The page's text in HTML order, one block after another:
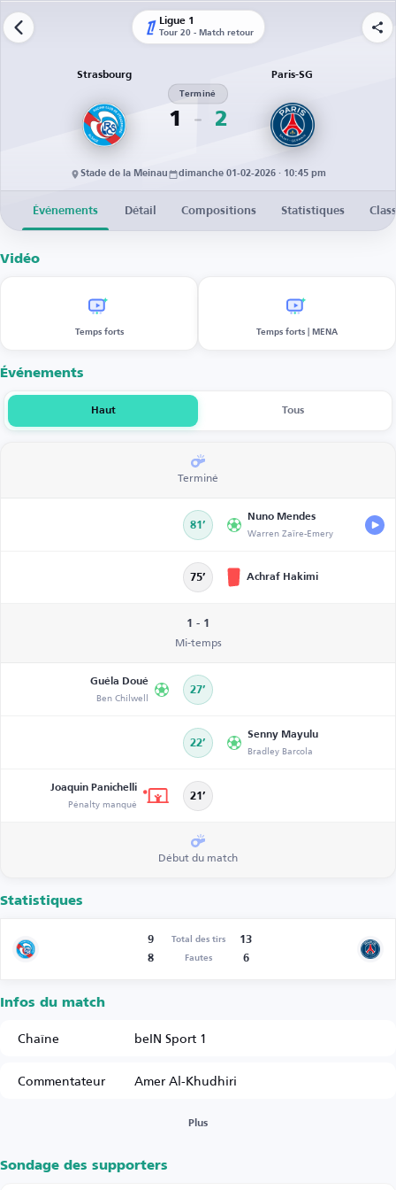
Ligue 1
Tour 20 - Match retour
Strasbourg
1
Terminé
2
Paris-SG
Stade de la Meinau dimanche 01-02-2026 · 10:45 pm
Événements Détail Compositions Statistiques
Vidéo
Temps forts Temps forts | MENA
Événements
Haut Tous
Terminé
81’
Nuno Mendes
Warren Zaïre-Emery
75’ Achraf Hakimi
1 - 1
Mi-temps
Guéla Doué
Ben Chilwell 27’
22’
Senny Mayulu
Bradley Barcola
Joaquin Panichelli
Pénalty manqué 21’
Début du match
Statistiques
9 Total des tirs
13
8
Fautes 6
Infos du match
Chaîne
beIN Sport 1
Commentateur
Amer Al-Khudhiri
Plus
Sondage des supporters